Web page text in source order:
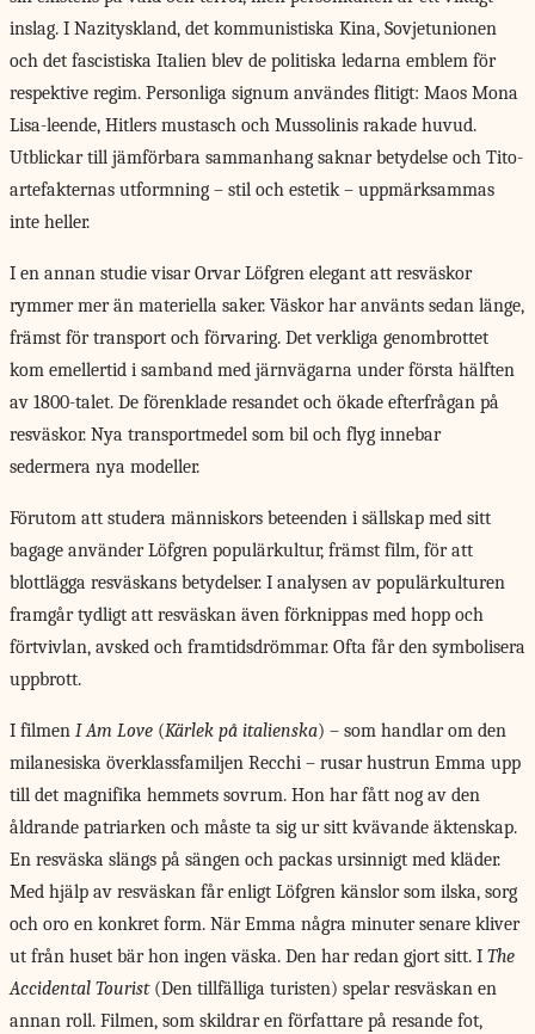
inslag. I Nazityskland, det kommunistiska Kina, Sovjetunionen
och det fascistiska Italien blev de politiska ledarna emblem för
respektive regim. Personliga signum användes flitigt: Maos Mona
Lisa-leende, Hitlers mustasch och Mussolinis rakade huvud.
Utblickar till jämförbara sammanhang saknar betydelse och Tito-
artefakternas utformning – stil och estetik – uppmärksammas
inte heller.
I en annan studie visar Orvar Löfgren elegant att resväskor
rymmer mer än materiella saker. Väskor har använts sedan länge,
främst för transport och förvaring. Det verkliga genombrottet
kom emellertid i samband med järnvägarna under första hälften
av 1800-talet. De förenklade resandet och ökade efterfrågan på
resväskor. Nya transportmedel som bil och flyg innebar
sedermera nya modeller.
Förutom att studera människors beteenden i sällskap med sitt
bagage använder Löfgren populärkultur, främst film, för att
blottlägga resväskans betydelser. I analysen av populärkulturen
framgår tydligt att resväskan även förknippas med hopp och
förtvivlan, avsked och framtidsdrömmar. Ofta får den symbolisera
uppbrott.
I filmen I Am Love (Kärlek på italienska) – som handlar om den
milanesiska överklassfamiljen Recchi – rusar hustrun Emma upp
till det magnifika hemmets sovrum. Hon har fått nog av den
åldrande patriarken och måste ta sig ur sitt kvävande äktenskap.
En resväska slängs på sängen och packas ursinnigt med kläder.
Med hjälp av resväskan får enligt Löfgren känslor som ilska, sorg
och oro en konkret form. När Emma några minuter senare kliver
ut från huset bär hon ingen väska. Den har redan gjort sitt. I The
Accidental Tourist(Den tillfälliga turisten) spelar resväskan en
annan roll. Filmen, som skildrar en författare på resande fot,